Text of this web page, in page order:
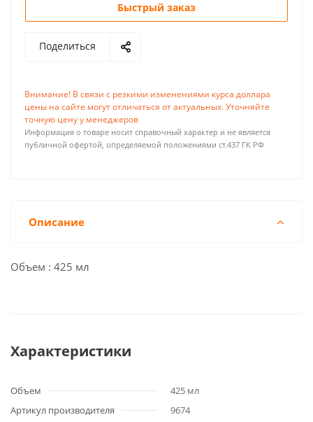
Быстрый заказ
Поделиться
Внимание! В связи с резкими изменениями курса доллара
цены на сайте могут отличаться от актуальных. Уточняйте
точную цену у менеджеров
Информация о товаре носит справочный характер и не является
публичной офертой, определяемой положениями ст.437 ГК РФ
Описание
Объем : 425 мл
Характеристики
Объем
425 мл
Артикул производителя
9674